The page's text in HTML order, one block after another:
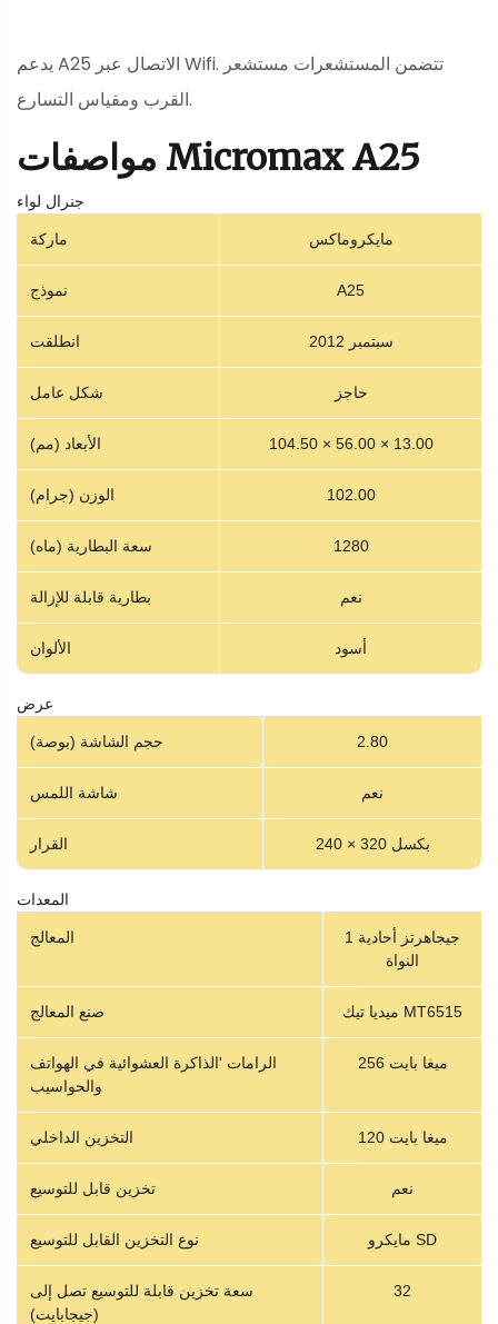
يدعم A25 الاتصال عبر Wifi. تتضمن المستشعرات مستشعر
القرب ومقياس التسارع.
مواصفات Micromax A25
جنرال لواء
ماركة مايكروماكس
نموذج A25
انطلقت سبتمبر 2012
شكل عامل حاجز
الأبعاد (مم) 104.50 × 56.00 × 13.00
الوزن (جرام) 102.00
سعة البطارية (ماه) 1280
بطارية قابلة للإزالة نعم
الألوان أسود
عرض
حجم الشاشة (بوصة) 2.80
شاشة اللمس نعم
القرار 240 × 320 بكسل
المعدات
المعالج
1 جيجاهرتز أحادية
النواة
صنع المعالج ميديا ​​تيك MT6515
الرامات 'الذاكرة العشوائية في الهواتف
والحواسيب
256 ميغا بايت
التخزين الداخلي 120 ميغا بايت
تخزين قابل للتوسيع نعم
نوع التخزين القابل للتوسيع مايكرو SD
سعة تخزين قابلة للتوسيع تصل إلى
(جيجابايت)
32